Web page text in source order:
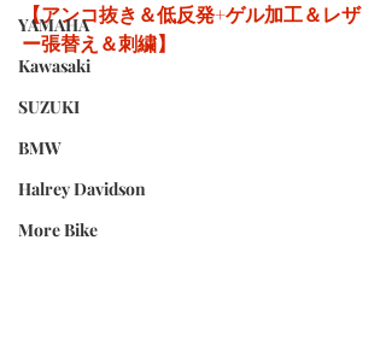
YAMAHA
Kawasaki
SUZUKI
BMW
Halrey Davidson
More Bike
【アンコ抜き＆低反発+ゲル加工＆レザ
ー張替え＆刺繍】